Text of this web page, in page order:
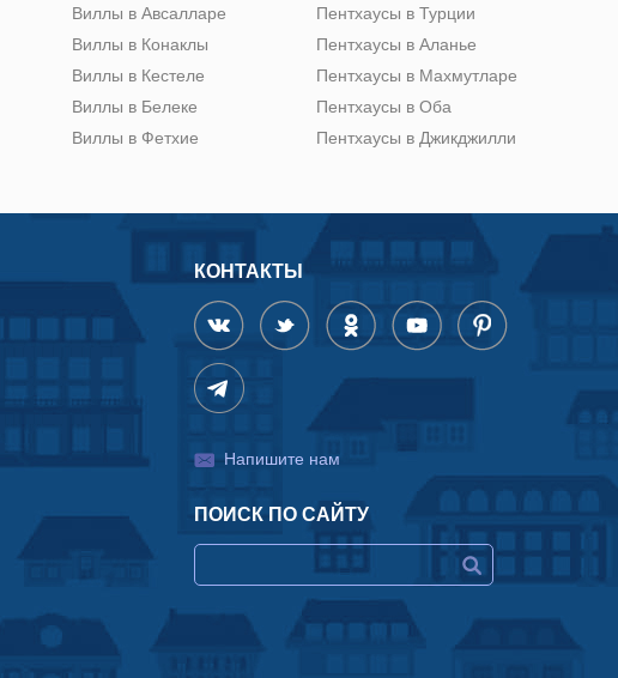
Виллы в Авсалларе
Виллы в Конаклы
Виллы в Кестеле
Виллы в Белеке
Виллы в Фетхие
Пентхаусы в Турции
Пентхаусы в Аланье
Пентхаусы в Махмутларе
Пентхаусы в Оба
Пентхаусы в Джикджилли
КОНТАКТЫ
Напишите нам
ПОИСК ПО САЙТУ